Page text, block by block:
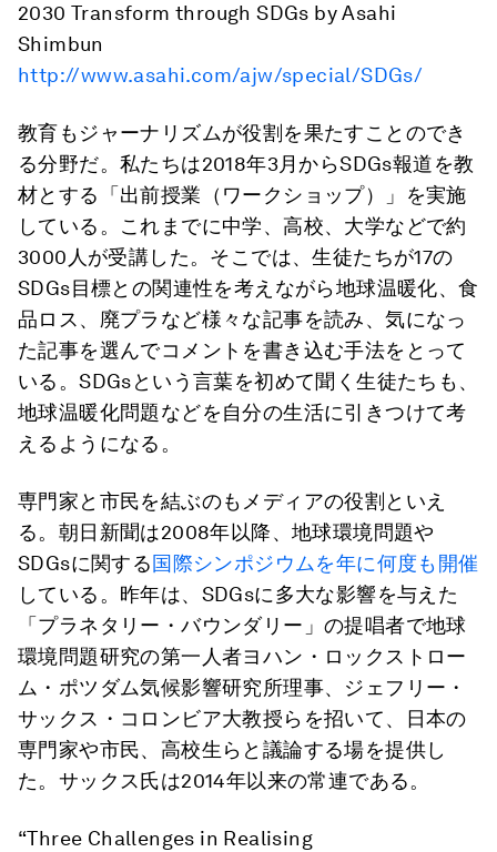
2030 Transform through SDGs by Asahi
Shimbun
http://www.asahi.com/ajw/special/SDGs/
教育もジャーナリズムが役割を果たすことのでき
る分野だ。私たちは2018年3月からSDGs報道を教
材とする「出前授業（ワークショップ）」を実施
している。これまでに中学、高校、大学などで約
3000人が受講した。そこでは、生徒たちが17の
SDGs目標との関連性を考えながら地球温暖化、食
品ロス、廃プラなど様々な記事を読み、気になっ
た記事を選んでコメントを書き込む手法をとって
いる。SDGsという言葉を初めて聞く生徒たちも、
地球温暖化問題などを自分の生活に引きつけて考
えるようになる。
専門家と市民を結ぶのもメディアの役割といえ
る。朝日新聞は2008年以降、地球環境問題や
SDGsに関する国際シンポジウムを年に何度も開催
している。昨年は、SDGsに多大な影響を与えた
「プラネタリー・バウンダリー」の提唱者で地球
環境問題研究の第一人者ヨハン・ロックストロー
ム・ポツダム気候影響研究所理事、ジェフリー・
サックス・コロンビア大教授らを招いて、日本の
専門家や市民、高校生らと議論する場を提供し
た。サックス氏は2014年以来の常連である。
“Three Challenges in Realising